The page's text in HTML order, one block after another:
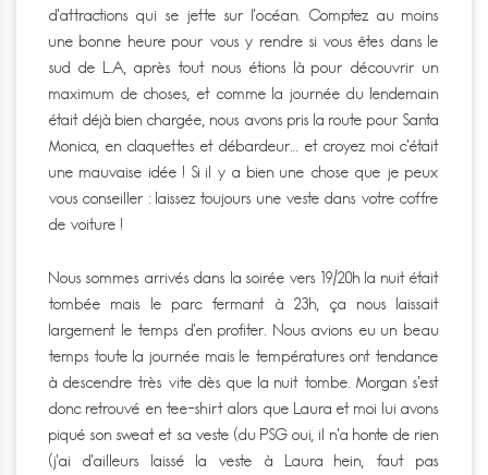
d’attractions qui se jette sur l’océan. Comptez au moins
une bonne heure pour vous y rendre si vous êtes dans le
sud de L.A, après tout nous étions là pour découvrir un
maximum de choses, et comme la journée du lendemain
était déjà bien chargée, nous avons pris la route pour Santa
Monica, en claquettes et débardeur… et croyez moi c’était
une mauvaise idée ! Si il y a bien une chose que je peux
vous conseiller : laissez toujours une veste dans votre coffre
de voiture !
Nous sommes arrivés dans la soirée vers 19/20h la nuit était
tombée mais le parc fermant à 23h, ça nous laissait
largement le temps d’en profiter. Nous avions eu un beau
temps toute la journée mais le températures ont tendance
à descendre très vite dès que la nuit tombe. Morgan s’est
donc retrouvé en tee-shirt alors que Laura et moi lui avons
piqué son sweat et sa veste (du PSG oui, il n’a honte de rien
(j’ai d’ailleurs laissé la veste à Laura hein, faut pas